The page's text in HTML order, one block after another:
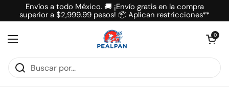
Ir al contenido
Envíos a todo México. 🚚 ¡Envío gratis en la compra
superior a $2,999.99 pesos! 📦 Aplican restricciones**
Abrir menú
Abrir carrito
0